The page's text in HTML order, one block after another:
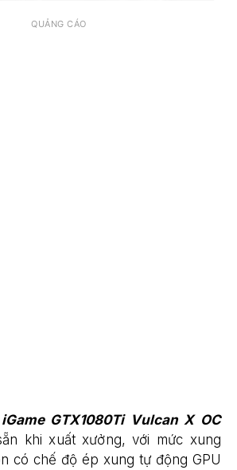
QUẢNG CÁO
iGame GTX1080Ti Vulcan X OC
khi xuất xưởng, với mức xung
có chế độ ép xung tự động GPU